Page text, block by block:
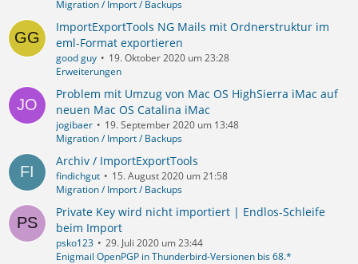
Migration / Import / Backups
ImportExportTools NG Mails mit Ordnerstruktur im
eml-Format exportieren
good guy
19. Oktober 2020 um 23:28
Erweiterungen
Problem mit Umzug von Mac OS HighSierra iMac auf
neuen Mac OS Catalina iMac
jogibaer
19. September 2020 um 13:48
Migration / Import / Backups
Archiv / ImportExportTools
findichgut
15. August 2020 um 21:58
Migration / Import / Backups
Private Key wird nicht importiert | Endlos-Schleife
beim Import
psko123
29. Juli 2020 um 23:44
Enigmail OpenPGP in Thunderbird-Versionen bis 68.*